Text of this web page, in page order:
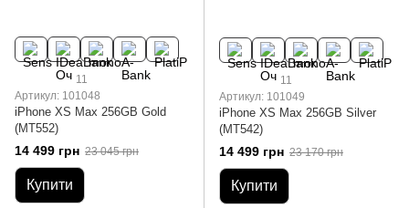
11
Артикул: 101048
iPhone XS Max 256GB Gold
(MT552)
14 499 грн 23 045 грн
Купити
11
Артикул: 101049
iPhone XS Max 256GB Silver
(MT542)
14 499 грн 23 170 грн
Купити